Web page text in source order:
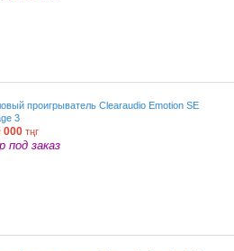
проигрыватель Clearaudio Emotion SE
3
000 тңг
под заказ